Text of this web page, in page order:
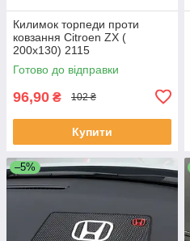
Килимок торпеди проти
ковзання Citroen ZX (
200x130) 2115
Готово до відправки
96,90 ₴ 102 ₴
Купити
–5%